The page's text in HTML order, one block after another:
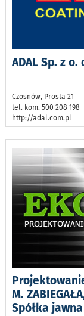
ADAL Sp. z
Czosnów, Prosta 21
tel. kom. 500 208 198
http://adal.com.pl
M.
Spółka jawna